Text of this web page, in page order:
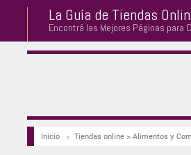
La Guía de Tiendas
Encontrá las Mejores Páginas para
Inicio> Tiendas online > Alimentos y